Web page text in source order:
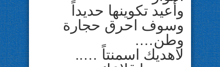
وأعيد تكوينها حديداً
وسوف احرق حجارة
وطن….
لاهديك اسمنتاً …..